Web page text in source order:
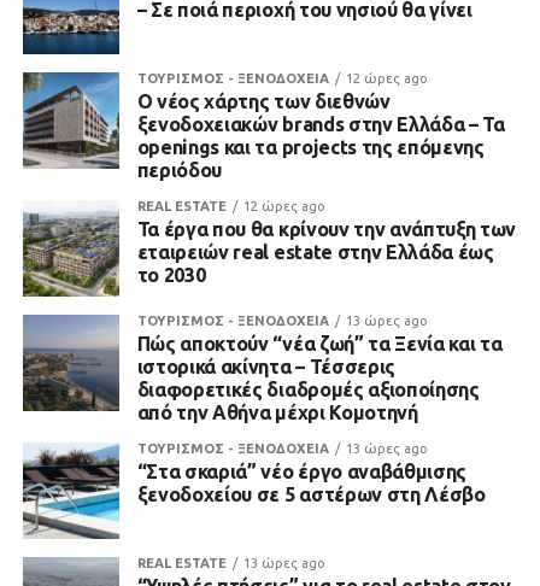
– Σε ποιά περιοχή του νησιού θα γίνει
ΤΟΥΡΙΣΜΟΣ - ΞΕΝΟΔΟΧΕΙΑ 12 ώρες ago
Ο νέος χάρτης των διεθνών
ξενοδοχειακών brands στην Ελλάδα – Τα
openings και τα projects της επόμενης
περιόδου
REAL ESTATE 12 ώρες ago
Τα έργα που θα κρίνουν την ανάπτυξη των
εταιρειών real estate στην Ελλάδα έως
το 2030
ΤΟΥΡΙΣΜΟΣ - ΞΕΝΟΔΟΧΕΙΑ 13 ώρες ago
Πώς αποκτούν “νέα ζωή” τα Ξενία και τα
ιστορικά ακίνητα – Τέσσερις
διαφορετικές διαδρομές αξιοποίησης
από την Αθήνα μέχρι Κομοτηνή
ΤΟΥΡΙΣΜΟΣ - ΞΕΝΟΔΟΧΕΙΑ 13 ώρες ago
“Στα σκαριά” νέο έργο αναβάθμισης
ξενοδοχείου σε 5 αστέρων στη Λέσβο
REAL ESTATE 13 ώρες ago